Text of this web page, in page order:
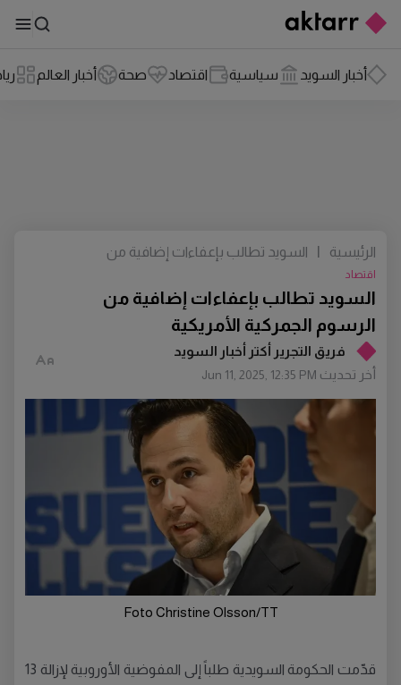
أخبار السويد سياسية اقتصاد صحة أخبار العالم
فريق التجرير أكتر أخبار السويد
أخر تحديث Jun 11, 2025, 12:35 PM
السويد تطالب بإعفاءات إضافية من
الرسوم الجمركية الأمريكية
اقتصاد
الرئيسية
السويد تطالب بإعفاءات إضافية من
Foto Christine Olsson/TT
قدّمت الحكومة السويدية طلباً إلى المفوضية الأوروبية لإزالة 13